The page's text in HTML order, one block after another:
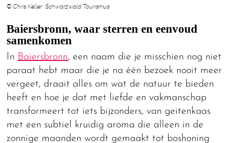
© Chris Keller Schwarzwald Tourismus
Baiersbronn, waar sterren en eenvoud
samenkomen
In Baiersbronn, een naam die je misschien nog niet
paraat hebt maar die je na één bezoek nooit meer
vergeet, draait alles om wat de natuur te bieden
heeft en hoe je dat met liefde en vakmanschap
transformeert tot iets bijzonders, van geitenkaas
met een subtiel kruidig aroma die alleen in de
zonnige maanden wordt gemaakt tot boshoning